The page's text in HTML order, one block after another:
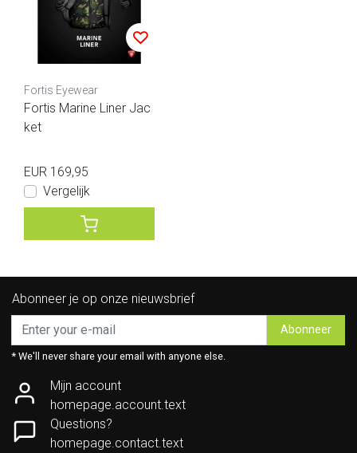
Fortis Eyewear
Fortis Marine Liner Jac
ket
EUR 169,95
Vergelijk
Abonneer je op onze nieuwsbrief
Abonneer
* We'll never share your email with anyone else.
Mijn account
homepage.account.text
Questions?
homepage.contact.text